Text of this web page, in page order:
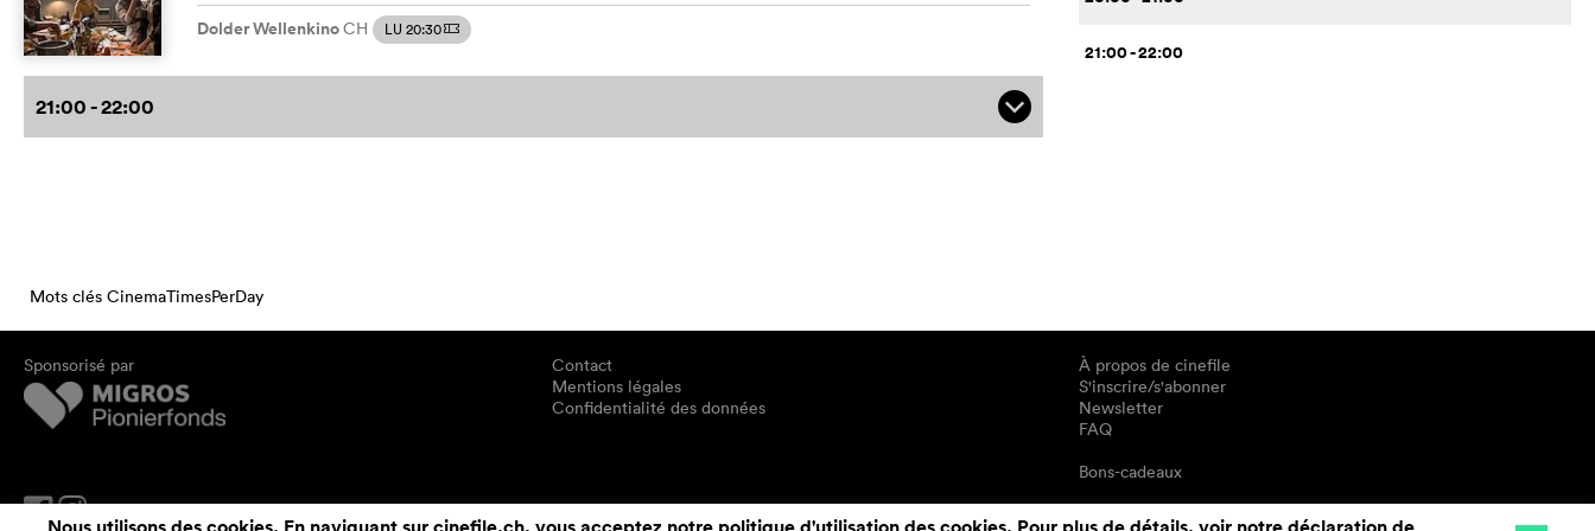
Dolder WellenkinoCH LU 20:30m
21:00 - 22:00 q
21:00 - 22:00
Mots clés CinemaTimesPerDay
Sponsorisé par
Contact
Mentions légales
Confidentialité des données
À propos de cinefile
S'inscrire/s'abonner
Newsletter
FAQ
Bons-cadeaux